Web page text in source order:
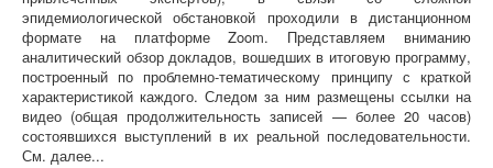
эпидемиологической обстановкой проходили в дистанционном
формате на платформе Zoom. Представляем вниманию
аналитический обзор докладов, вошедших в итоговую программу,
построенный по проблемно-тематическому принципу с краткой
характеристикой каждого. Следом за ним размещены ссылки на
видео (общая продолжительность записей — более 20 часов)
состоявшихся выступлений в их реальной последовательности.
См. далее...